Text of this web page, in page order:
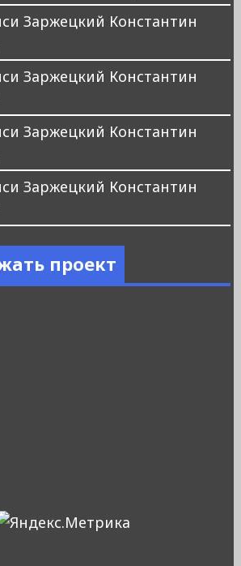
Заржецкий Константин
Заржецкий Константин
Заржецкий Константин
Заржецкий Константин
проект